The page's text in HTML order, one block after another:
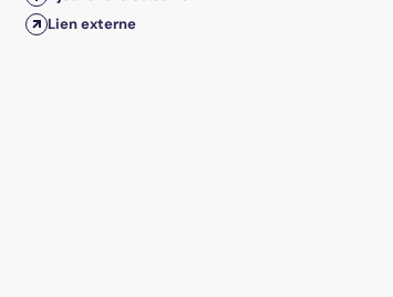
Lien externe